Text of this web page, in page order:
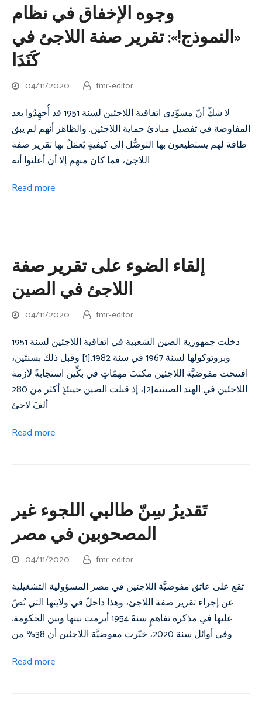
وجوه الإخفاق في نظام
«النموذج!»: تقرير صفة اللاجئ في
كَنَدَا
04/11/2020 fmr-editor
لا شكّ أنّ مسوِّدي اتفاقية اللاجئين لسنة 1951 قد أُجهِدُوا بعد
المفاوضة في تفصيل مبادئ حماية اللاجئين. والظاهر أنهم لم يبق
طاقة لهم يستطيعون بها التوصُّل إلى كيفيةٍ يُعمَلُ بها تقرير صفة
اللاجئ، فما كان منهم إلا أن أعلنوا أنه…
Read more
إلقاء الضوء على تقرير صفة
اللاجئ في الصين
04/11/2020 fmr-editor
دخلت جمهورية الصين الشعبية في اتفاقية اللاجئين لسنة 1951
وبروتوكولها لسنة 1967 في سنة 1982.[1] وقبل ذلك بسنتَين،
افتتحت مفوضيَّة اللاجئين مكتبَ مهمّاتٍ في بكِّين استجابةً لأزمة
اللاجئين في الهند الصينية[2]، إذ قبلت الصين حينئذٍ أكثر من 280
ألفَ لاجئ…
Read more
تَقديرُ سِنّ طالبي اللجوء غير
المصحوبين في مصر
04/11/2020 fmr-editor
تقع على عاتق مفوضيَّة اللاجئين في مصر المسؤولية التشغيلية
عن إجراء تقرير صفة اللاجئ، وهذا داخلٌ في ولايتها التي نُصّ
عليها في مذكرة تفاهمٍ سنةَ 1954 أبرمت بينها وبين الحكومة.
وفي أوائل سنة 2020، خبّرت مفوضيَّة اللاجئين أن 38% من…
Read more